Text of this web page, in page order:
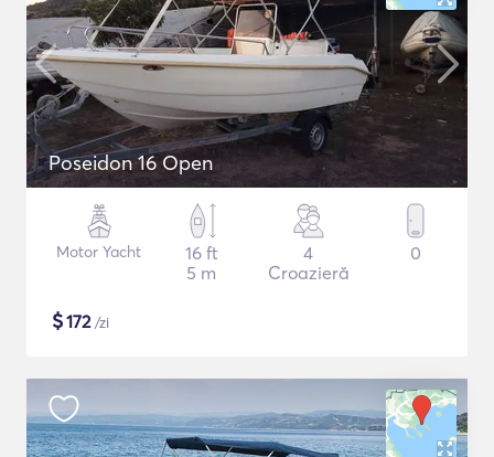
Poseidon 16 Open
Motor Yacht
16 ft
5 m
4
Croazieră
0
$172/zi